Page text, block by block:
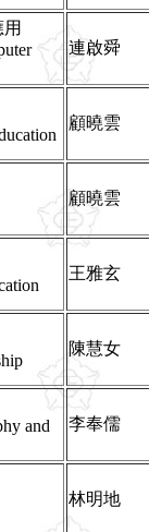
連啟舜
顧曉雲
顧曉雲
王雅玄
陳慧女
and
李奉儒
林明地